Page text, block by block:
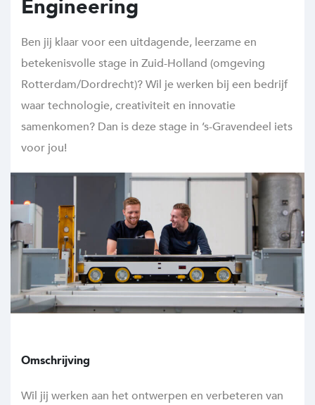
Engineering
Ben jij klaar voor een uitdagende, leerzame en
betekenisvolle stage in Zuid-Holland (omgeving
Rotterdam/Dordrecht)? Wil je werken bij een bedrijf
waar technologie, creativiteit en innovatie
samenkomen? Dan is deze stage in ’s-Gravendeel iets
voor jou!
Omschrijving
Wil jij werken aan het ontwerpen en verbeteren van